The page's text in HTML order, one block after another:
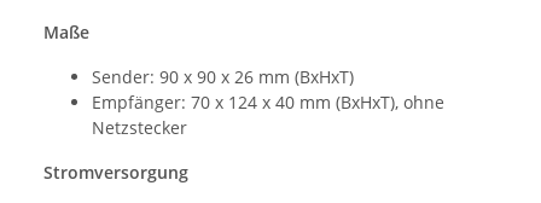
Maße
Sender: 90 x 90 x 26 mm (BxHxT)
Empfänger: 70 x 124 x 40 mm (BxHxT), ohne
Netzstecker
Stromversorgung